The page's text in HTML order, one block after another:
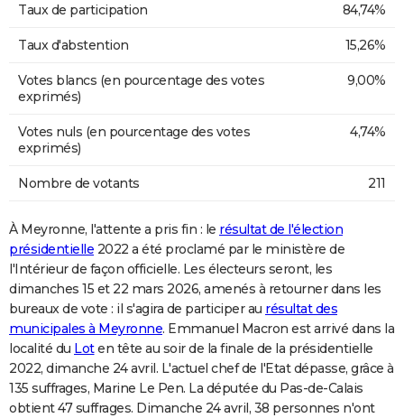
Taux de participation 84,74%
Taux d'abstention 15,26%
Votes blancs (en pourcentage des votes
exprimés)
9,00%
Votes nuls (en pourcentage des votes
exprimés)
4,74%
Nombre de votants 211
À Meyronne, l'attente a pris fin : le résultat de l'élection
présidentielle 2022 a été proclamé par le ministère de
l'Intérieur de façon officielle. Les électeurs seront, les
dimanches 15 et 22 mars 2026, amenés à retourner dans les
bureaux de vote : il s'agira de participer au résultat des
municipales à Meyronne. Emmanuel Macron est arrivé dans la
localité du Loten tête au soir de la finale de la présidentielle
2022, dimanche 24 avril. L'actuel chef de l'Etat dépasse, grâce à
135 suffrages, Marine Le Pen. La députée du Pas-de-Calais
obtient 47 suffrages. Dimanche 24 avril, 38 personnes n'ont